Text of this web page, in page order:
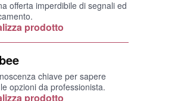
offerta imperdibile di segnali ed
prodotto
chiave per sapere
opzioni da professionista.
prodotto